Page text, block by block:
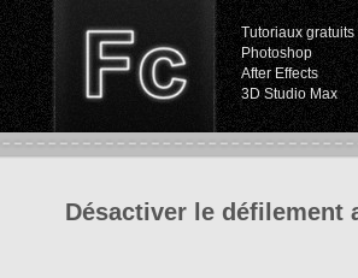
Tutoriaux gratuits
Photoshop
After Effects
3D Studio Max
Désactiver le défilement